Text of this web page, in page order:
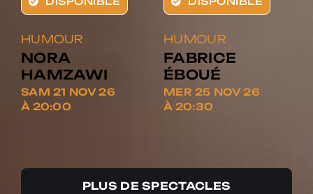
HUMOUR
NORA
HAMZAWI
SAM 21 NOV 26
À 20:00
HUMOUR
FABRICE
ÉBOUÉ
MER 25 NOV 26
À 20:30
PLUS DE SPECTACLES